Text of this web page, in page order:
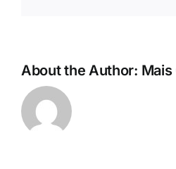
About the Author: Mais